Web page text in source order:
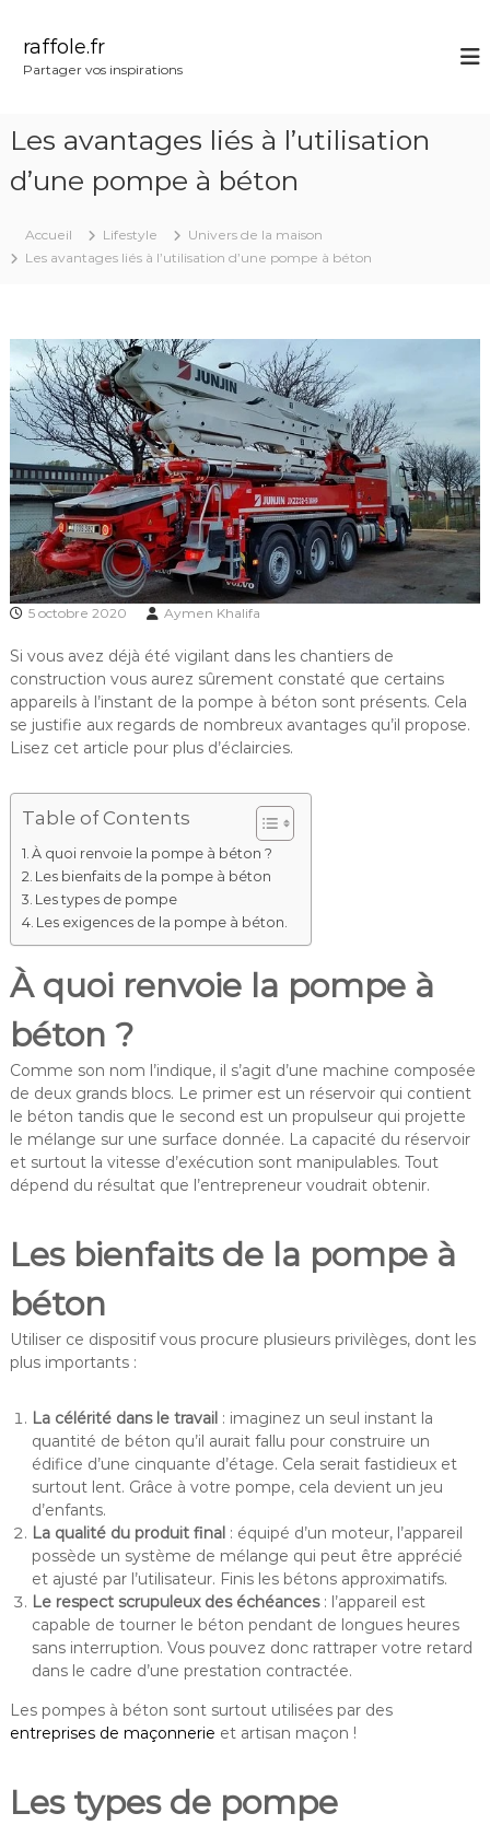
raffole.fr
Partager vos inspirations
Les avantages liés à l’utilisation
d’une pompe à béton
Accueil Lifestyle
Univers de la maison
Les avantages liés à l’utilisation d’une pompe à béton
5 octobre 2020 Aymen Khalifa
Si vous avez déjà été vigilant dans les chantiers de
construction vous aurez sûrement constaté que certains
appareils à l’instant de la pompe à béton sont présents. Cela
se justifie aux regards de nombreux avantages qu’il propose.
Lisez cet article pour plus d’éclaircies.
Table of Contents
À quoi renvoie la pompe à béton ?
Les bienfaits de la pompe à béton
Les types de pompe
Les exigences de la pompe à béton.
À quoi renvoie la pompe à
béton ?
Comme son nom l’indique, il s’agit d’une machine composée
de deux grands blocs. Le primer est un réservoir qui contient
le béton tandis que le second est un propulseur qui projette
le mélange sur une surface donnée. La capacité du réservoir
et surtout la vitesse d’exécution sont manipulables. Tout
dépend du résultat que l’entrepreneur voudrait obtenir.
Les bienfaits de la pompe à
béton
Utiliser ce dispositif vous procure plusieurs privilèges, dont les
plus importants :
La célérité dans le travail: imaginez un seul instant la
quantité de béton qu’il aurait fallu pour construire un
édifice d’une cinquante d’étage. Cela serait fastidieux et
surtout lent. Grâce à votre pompe, cela devient un jeu
d’enfants.
La qualité du produit final: équipé d’un moteur, l’appareil
possède un système de mélange qui peut être apprécié
et ajusté par l’utilisateur. Finis les bétons approximatifs.
Le respect scrupuleux des échéances: l’appareil est
capable de tourner le béton pendant de longues heures
sans interruption. Vous pouvez donc rattraper votre retard
dans le cadre d’une prestation contractée.
Les pompes à béton sont surtout utilisées par des
entreprises de maçonnerie et artisan maçon !
Les types de pompe